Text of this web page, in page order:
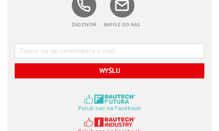
ZADZWOŃ NAPISZ DO NAS
WYŚLIJ
Polub nas na Facebook